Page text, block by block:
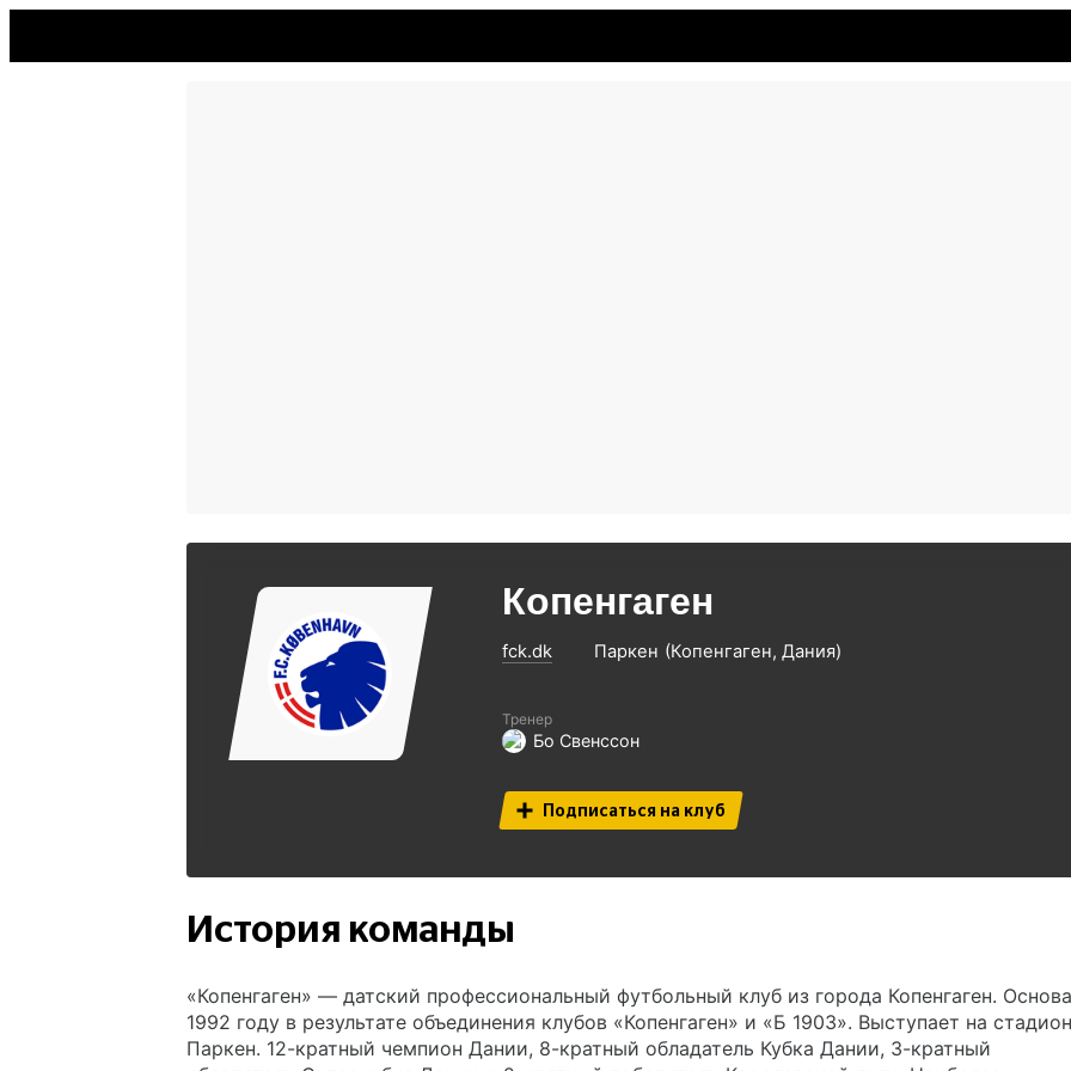
Копенгаген
fck.dk Паркен Копенгаген Дания
Тренер
Бо Свенссон
Подписаться на клуб
История команды
«Копенгаген» — датский профессиональный футбольный клуб из города Копенгаген.
1992 году в результате объединения клубов «Копенгаген» и «Б 1903». Выступает на
Паркен. 12-кратный чемпион Дании, 8-кратный обладатель Кубка Дании, 3-кратный